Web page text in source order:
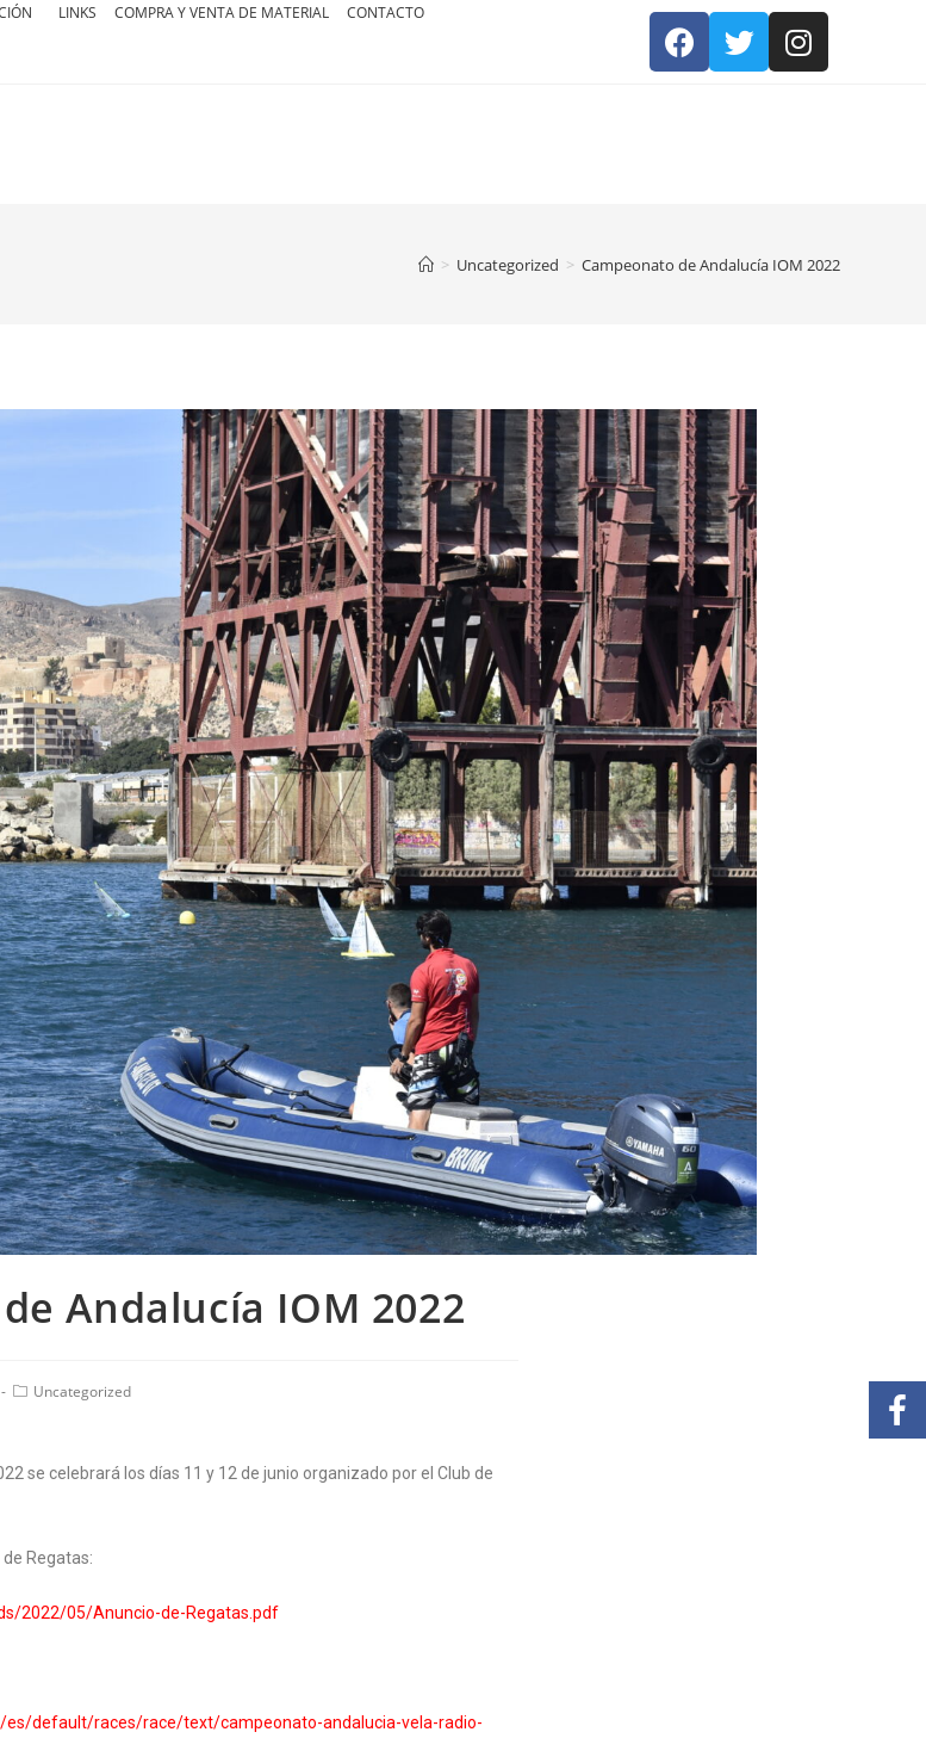
LINKS COMPRA Y VENTA DE MATERIAL CONTACTO
> Uncategorized > Campeonato de Andalucía IOM 2022
Andalucía IOM 2022
Uncategorized
se celebrará los días 11 y 12 de junio organizado por el Club de
Regatas:
2022/05/Anuncio-de-Regatas.pdf
es/default/races/race/text/campeonato-andalucia-vela-radio-